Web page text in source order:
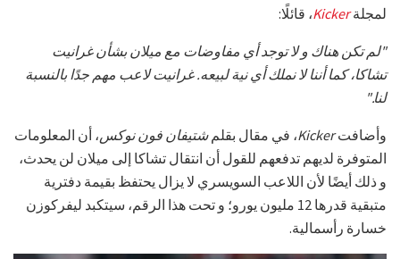
لمجلةKicker، قائلًا:
"لم تكن هناك و لا توجد أي مفاوضات مع ميلان بشأن غرانيت
تشاكا، كما أننا لا نملك أي نية لبيعه. غرانيت لاعب مهم جدًا بالنسبة
لنا."
وأضافتKicker، في مقال بقلمشتيفان فون نوكس، أن المعلومات
المتوفرة لديهم تدفعهم للقول أن انتقال تشاكا إلى ميلان لن يحدث،
و ذلك أيضًا لأن اللاعب السويسري لا يزال يحتفظ بقيمة دفترية
متبقية قدرها 12 مليون يورو؛ و تحت هذا الرقم، سيتكبد ليفركوزن
خسارة رأسمالية.